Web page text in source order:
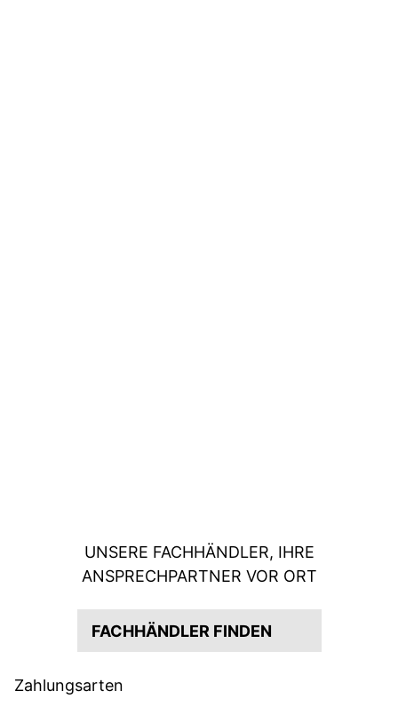
UNSERE FACHHÄNDLER, IHRE
ANSPRECHPARTNER VOR ORT
FACHHÄNDLER FINDEN
Zahlungsarten